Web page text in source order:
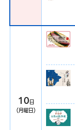
10 日
（月曜日）